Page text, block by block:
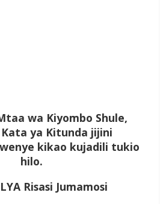
wa Kiyombo Shule,
ya Kitunda jijini
kikao kujadili tukio
hilo.
Risasi Jumamosi